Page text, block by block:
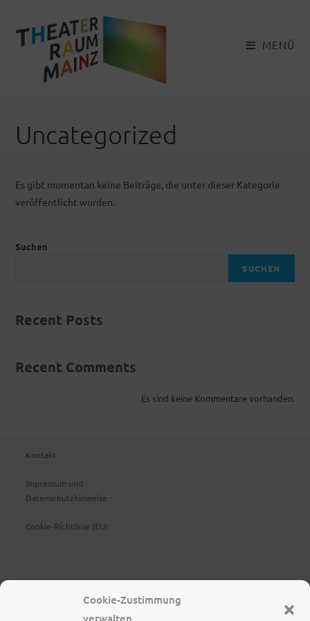
Cookie-Zustimmung
verwalten
springen
MENÜ
Uncategorized
Es gibt momentan keine Beiträge, die unter dieser Kategorie
veröffentlicht wurden.
Suchen
SUCHEN
Recent Posts
Recent Comments
Es sind keine Kommentare vorhanden.
Kontakt
Impressum und
Datenschutzhinweise
Cookie-Richtlinie (EU)